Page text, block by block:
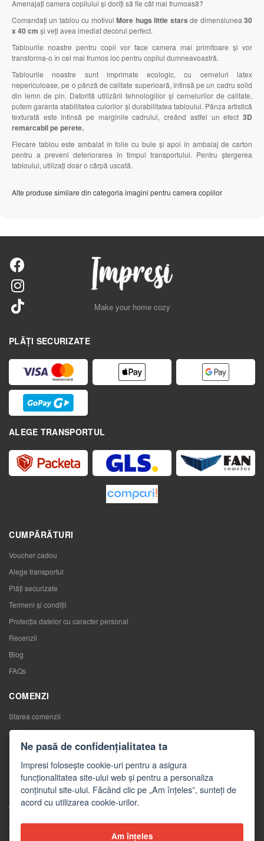
Amenajați camera copilului și doriți să fie cât mai frumoasă?
Comandați un tablou cu motivulMore hugs little stars de dimensiunea30
x 40 cm și veți avea imediat decorul perfect.
Tablourile noastre pentru copii vor face camera mai primitoare și vor
transforma-o în cel mai frumos loc pentru copilul dumneavoastră.
Tablourile noastre sunt imprimate ecologic, cu cerneluri latex
nepericuloase, pe o pânză de calitate superioară, întinsă pe un cadru solid
din lemn de pin. Datorită utilizării tehnologiilor și cernelurilor de calitate,
putem garanta stabilitatea culorilor și durabilitatea tabloului. Pânza artistică
texturată este întinsă pe marginile cadrului, creând astfel un efect 3D
remarcabil pe perete.
Fiecare tablou este ambalat în folie cu bule și apoi în ambalaj de carton
pentru a preveni deteriorarea în timpul transportului. Pentru ștergerea
tabloului, utilizați doar o cârpă uscată.
Alte produse similare din categoria imagini pentru camera copiilor
Make your home cozy
PLĂȚI SECURIZATE
ALEGE TRANSPORTUL
CUMPĂRĂTURI
Voucher cadou
Alege transportul
Plăți securizate
Termeni și condiții
Protecția datelor cu caracter personal
Recenzii
Blog
FAQs
COMENZI
Starea comenzii
Comenzile mele
Înlocuirea mărfurilor
Retragerea de la contractul de cumpărare
Reclamaţii
CONTACTE
Contacte
Ne pasă de confidențialitatea ta
Impresi folosește cookie-uri pentru a asigura
funcționalitatea site-ului web și pentru a personaliza
conținutul site-ului. Făcând clic pe „Am înțeles”, sunteți de
acord cu utilizarea cookie-urilor.
Am înțeles